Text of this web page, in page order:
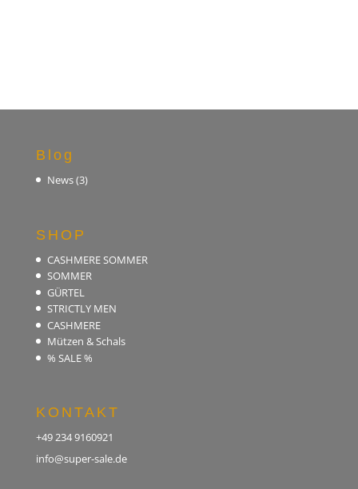
Blog
News(3)
SHOP
CASHMERE SOMMER
SOMMER
GÜRTEL
STRICTLY MEN
CASHMERE
Mützen & Schals
% SALE %
KONTAKT
+49 234 9160921
info@super-sale.de